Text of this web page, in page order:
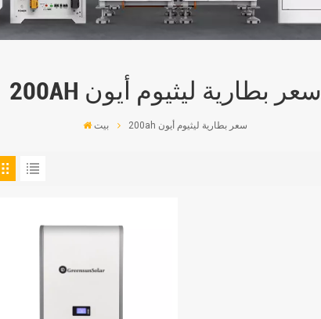
200AH سعر بطارية ليثيوم أيون
بيت 200ah سعر بطارية ليثيوم أيون